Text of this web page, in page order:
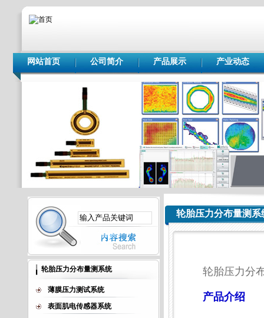
网站首页 公司简介 产品展示 产业动态
轮胎压力分布量测系统
薄膜压力测试系统
表面肌电传感器系统
轮胎压力分布量测系
轮胎压力分
产品介绍